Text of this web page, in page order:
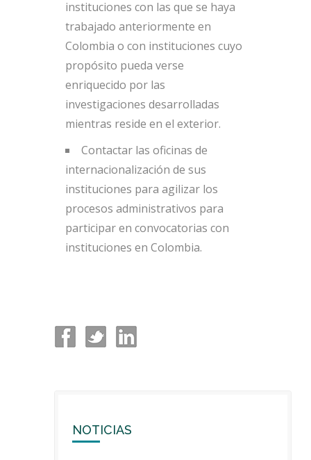
instituciones con las que se haya
trabajado anteriormente en
Colombia o con instituciones cuyo
propósito pueda verse
enriquecido por las
investigaciones desarrolladas
mientras reside en el exterior.
Contactar las oficinas de
internacionalización de sus
instituciones para agilizar los
procesos administrativos para
participar en convocatorias con
instituciones en Colombia.
NOTICIAS